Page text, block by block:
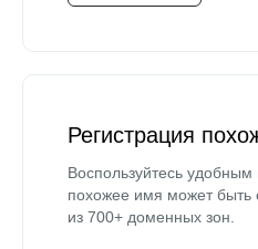
Регистрация
Воспользуйтесь
похожее имя может быть
из 700+ доменных зон.